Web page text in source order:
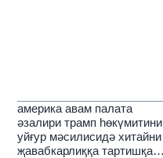
америка авам палата
әзалири трамп һөкүмитини
уйғур мәсилисидә хитайни
җавабкарлиққа тартишқа